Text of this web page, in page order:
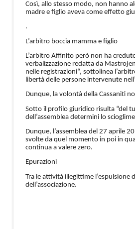
Così, allo stesso modo, non hanno
madre e figlio aveva come effetto
.
L’arbitro boccia mamma e figlio
L’arbitro Affinito però non ha
verbalizzazione redatta da
nelle registrazioni“, sottolinea
libertà delle persone intervenute
Dunque, la volontà della Cassaniti
Sotto il profilo giuridico risulta “del
dell’assemblea determini lo
Dunque, l’assemblea del 27 aprile
svolte da quel momento in poi in
continua a valere zero.
Epurazioni
Tra le attività illegittime
dell’associazione.